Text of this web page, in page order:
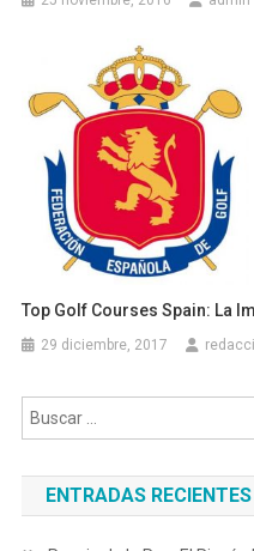
Top Golf Courses Spain: La
29 diciembre, 2017
ENTRADAS RECIENTES